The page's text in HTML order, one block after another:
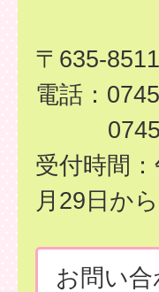
〒635-
電話：
受付時間
月29日か
お問い合